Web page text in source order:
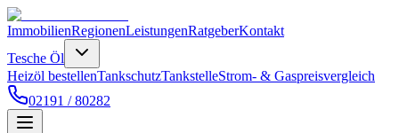
ImmobilienRegionenLeistungenRatgeberKontakt
Tesche Öl
Heizöl bestellenTankschutzTankstelleStrom- & Gaspreisvergleich
02191 / 80282